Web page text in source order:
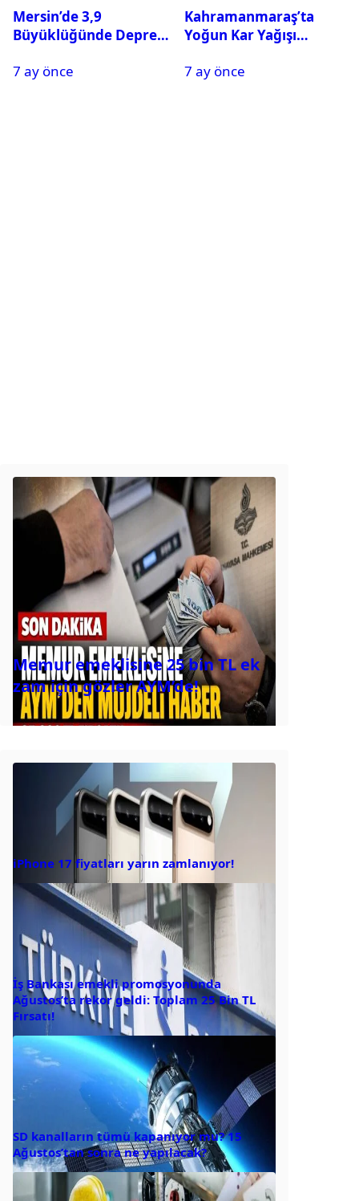
Mersin’de 3,9
Büyüklüğünde Deprem
7 ay önce
Kahramanmaraş’ta
Yoğun Kar Yağışı
Tatil
7 ay önce
Memur emeklisine 25 bin TL ek
zam için gözler AYM’de!
iPhone 17 fiyatları yarın zamlanıyor!
İş Bankası emekli promosyonunda
Ağustos’ta rekor geldi: Toplam 25 Bin TL
Fırsatı!
SD kanalların tümü kapanıyor mu? 15
Ağustos’tan sonra ne yapılacak?